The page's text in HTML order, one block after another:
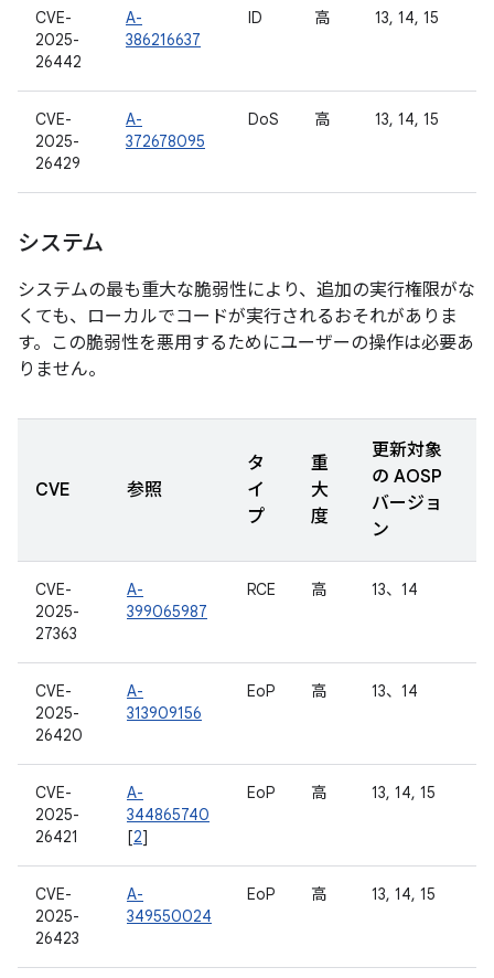
CVE-
2025-
26442
A-
386216637
ID 高 13, 14, 15
CVE-
2025-
26429
A-
372678095
DoS 高 13, 14, 15
システム
システムの最も重大な脆弱性により、追加の実行権限がな
くても、ローカルでコードが実行されるおそれがありま
す。この脆弱性を悪用するためにユーザーの操作は必要あ
りません。
CVE 参照
タ
イ
プ
重
大
度
更新対象
の AOSP
バージョ
ン
CVE-
2025-
27363
A-
399065987
RCE 高 13、14
CVE-
2025-
26420
A-
313909156
EoP 高 13、14
CVE-
2025-
26421
A-
344865740
[2]
EoP 高 13, 14, 15
CVE-
2025-
26423
A-
349550024
EoP 高 13, 14, 15